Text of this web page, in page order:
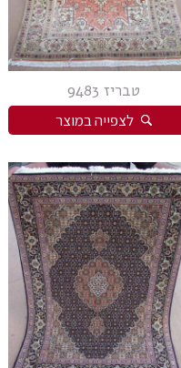
טבריז 9483
לצפייה במוצר